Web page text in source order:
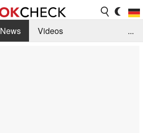
News
Videos
...